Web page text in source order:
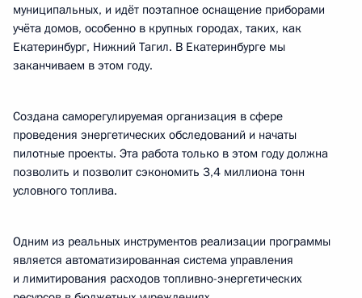
муниципальных, и идёт поэтапное оснащение приборами
учёта домов, особенно в крупных городах, таких, как
Екатеринбург, Нижний Тагил. В Екатеринбурге мы
заканчиваем в этом году.
Создана саморегулируемая организация в сфере
проведения энергетических обследований и начаты
пилотные проекты. Эта работа только в этом году должна
позволить и позволит сэкономить 3,4 миллиона тонн
условного топлива.
Одним из реальных инструментов реализации программы
является автоматизированная система управления
и лимитирования расходов топливно-энергетических